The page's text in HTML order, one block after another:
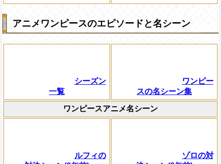
アニメワンピースのエピソードと名シーン
シーズン
一覧
ワンピー
スの名シーン集
ワンピースアニメ名シーン
ルフィの
ゾロの対